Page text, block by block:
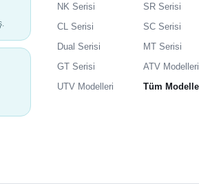
NK Serisi
SR Serisi
CL Serisi
SC Serisi
Dual Serisi
MT Serisi
GT Serisi
ATV Modelleri
UTV Modelleri
Tüm